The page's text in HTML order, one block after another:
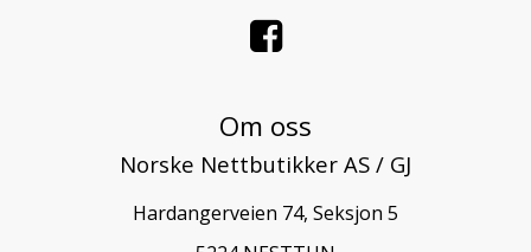
Om oss
Norske Nettbutikker AS / GJ
Hardangerveien 74, Seksjon 5